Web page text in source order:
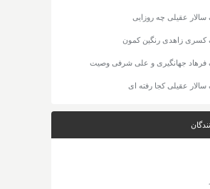
سالار عقیلی چه روزایی
کسری زاهدی رنگین کمون
فرهاد جهانگیری و علی شرفی وصیت
سالار عقیلی کجا رفته ای